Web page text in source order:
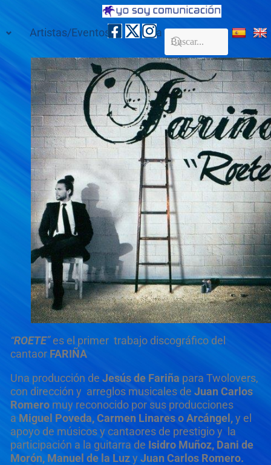
Artistas/Eventos Galería Contacto
“ROETE”es el primer trabajo discográfico del
cantaor FARIÑA
Una producción de Jesús de Fariña para Twolovers,
con dirección y arreglos musicales de Juan Carlos
Romero muy reconocido por sus producciones
a Miguel Poveda, Carmen Linares o Arcángel,y el
apoyo de músicos y cantaores de prestigio y la
participación a la guitarra de Isidro Muñoz, Dani de
Morón, Manuel de la Luzy Juan Carlos Romero.